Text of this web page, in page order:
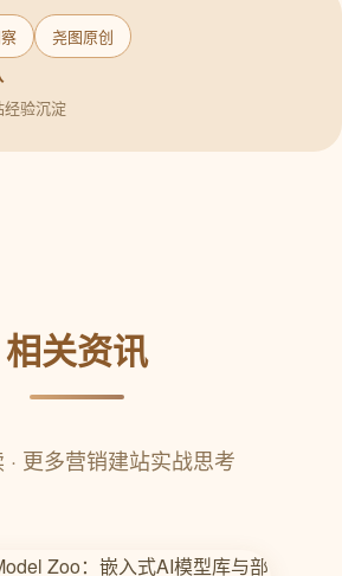
尧图原创
经验沉淀
相关资讯
· 更多营销建站实战思考